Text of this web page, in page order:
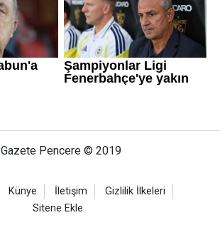
Gazete Pencere © 2019
Künye İletişim
Gizlilik İlkeleri
Sitene Ekle